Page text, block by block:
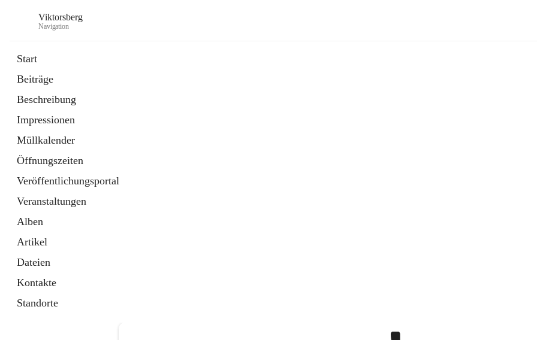
Viktorsberg
Navigation
Start
Beiträge
Beschreibung
Impressionen
Müllkalender
Öffnungszeiten
Veröffentlichungsportal
Veranstaltungen
Alben
Artikel
Dateien
Kontakte
Standorte